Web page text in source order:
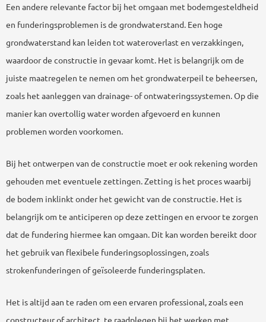
Een andere relevante factor bij het omgaan met bodemgesteldheid
en funderingsproblemen is de grondwaterstand. Een hoge
grondwaterstand kan leiden tot wateroverlast en verzakkingen,
waardoor de constructie in gevaar komt. Het is belangrijk om de
juiste maatregelen te nemen om het grondwaterpeil te beheersen,
zoals het aanleggen van drainage- of ontwateringssystemen. Op die
manier kan overtollig water worden afgevoerd en kunnen
problemen worden voorkomen.
Bij het ontwerpen van de constructie moet er ook rekening worden
gehouden met eventuele zettingen. Zetting is het proces waarbij
de bodem inklinkt onder het gewicht van de constructie. Het is
belangrijk om te anticiperen op deze zettingen en ervoor te zorgen
dat de fundering hiermee kan omgaan. Dit kan worden bereikt door
het gebruik van flexibele funderingsoplossingen, zoals
strokenfunderingen of geïsoleerde funderingsplaten.
Het is altijd aan te raden om een ervaren professional, zoals een
constructeur of architect, te raadplegen bij het werken met